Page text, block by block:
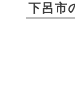
下呂市